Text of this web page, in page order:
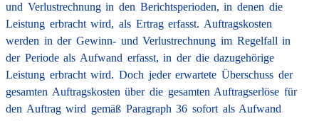
und Verlustrechnung in den Berichtsperioden, in denen die
Leistung erbracht wird, als Ertrag erfasst. Auftragskosten
werden in der Gewinn- und Verlustrechnung im Regelfall in
der Periode als Aufwand erfasst, in der die dazugehörige
Leistung erbracht wird. Doch jeder erwartete Überschuss der
gesamten Auftragskosten über die gesamten Auftragserlöse für
den Auftrag wird gemäß Paragraph 36 sofort als Aufwand